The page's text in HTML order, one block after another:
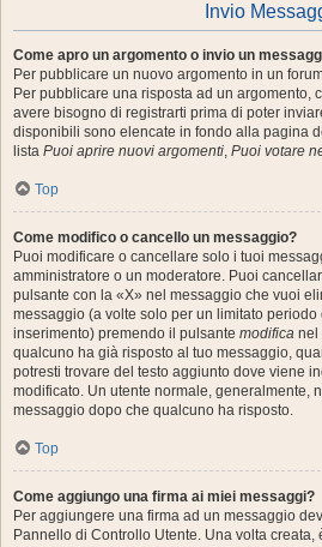
Invio
Come apro un argomento o invio un
Per pubblicare un nuovo argomento in un
Per pubblicare una risposta ad un argomento,
avere bisogno di registrarti prima di poter
disponibili sono elencate in fondo alla pagina
lista Puoi aprire nuovi argomenti, Puoi votare
Top
Come modifico o cancello un messaggio?
Puoi modificare o cancellare solo i tuoi
amministratore o un moderatore. Puoi
pulsante con la «X» nel messaggio che vuoi
messaggio (a volte solo per un limitato
inserimento) premendo il pulsante modifica nel
qualcuno ha già risposto al tuo messaggio,
potresti trovare del testo aggiunto dove viene
modificato. Un utente normale, generalmente,
messaggio dopo che qualcuno ha risposto.
Top
Come aggiungo una firma ai miei messaggi?
Per aggiungere una firma ad un messaggio
Pannello di Controllo Utente. Una volta